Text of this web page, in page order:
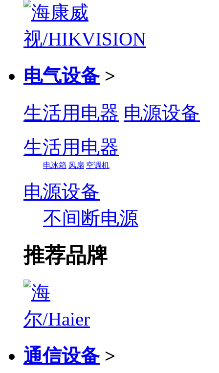
电气设备 >
生活用电器 电源设备
生活用电器
电冰箱 风扇 空调机
电源设备
不间断电源
推荐品牌
通信设备 >